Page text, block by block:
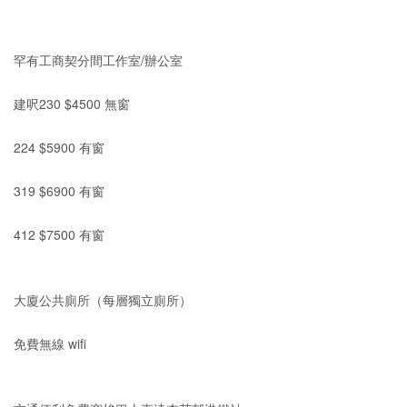
罕有工商契分間工作室/辦公室
建呎230 $4500 無窗
224 $5900 有窗
319 $6900 有窗
412 $7500 有窗
大廈公共廁所（每層獨立廁所）
免費無線 wifi